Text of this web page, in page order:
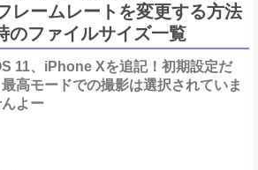
レームレートを変更する方法
のファイルサイズ一覧
11、iPhone Xを追記！初期設定だ
最高モードでの撮影は選択されていま
よー